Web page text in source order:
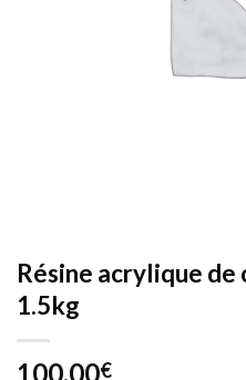
Résine acrylique
1.5kg
100.00€